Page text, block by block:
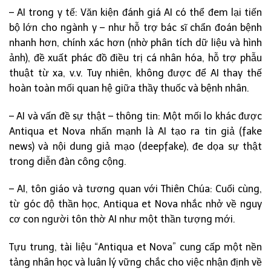
– AI trong y tế: Văn kiện đánh giá AI có thể đem lại tiến
bộ lớn cho ngành y – như hỗ trợ bác sĩ chẩn đoán bệnh
nhanh hơn, chính xác hơn (nhờ phân tích dữ liệu và hình
ảnh), đề xuất phác đồ điều trị cá nhân hóa, hỗ trợ phẫu
thuật từ xa, v.v. Tuy nhiên, không được để AI thay thế
hoàn toàn mối quan hệ giữa thầy thuốc và bệnh nhân.
– AI và vấn đề sự thật – thông tin: Một mối lo khác được
Antiqua et Nova nhấn mạnh là AI tạo ra tin giả (fake
news) và nội dung giả mạo (deepfake), đe dọa sự thật
trong diễn đàn công cộng.
– AI, tôn giáo và tương quan với Thiên Chúa: Cuối cùng,
từ góc độ thần học, Antiqua et Nova nhắc nhở về nguy
cơ con người tôn thờ AI như một thần tượng mới.
Tựu trung, tài liệu “Antiqua et Nova” cung cấp một nền
tảng nhân học và luân lý vững chắc cho việc nhận định về